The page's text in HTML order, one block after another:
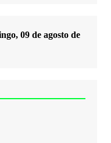
09 de agosto de